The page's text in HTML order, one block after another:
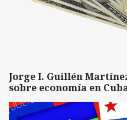
Jorge I. Guillén
sobre economía en